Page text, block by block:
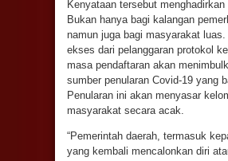
Kenyataan tersebut menghadirkan
Bukan hanya bagi kalangan
namun juga bagi masyarakat luas.
ekses dari pelanggaran protokol
masa pendaftaran akan
sumber penularan Covid-19 yang
Penularan ini akan menyasar
masyarakat secara acak.
“Pemerintah daerah, termasuk
yang kembali mencalonkan diri